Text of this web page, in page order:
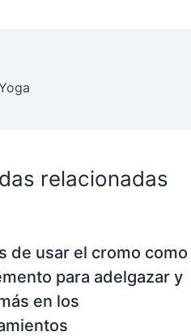
relacionadas
de usar el cromo como
para adelgazar y
en los